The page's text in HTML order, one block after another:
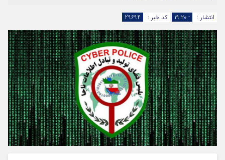
انتشار : - ۱۹:۲۰ کد خبر : 29694